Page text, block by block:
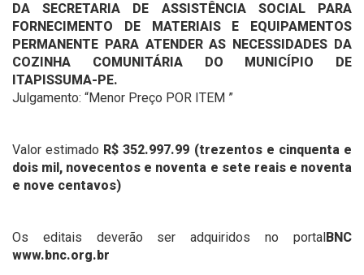
DA SECRETARIA DE ASSISTÊNCIA SOCIAL PARA
FORNECIMENTO DE MATERIAIS E EQUIPAMENTOS
PERMANENTE PARA ATENDER AS NECESSIDADES DA
COZINHA COMUNITÁRIA DO MUNICÍPIO DE
ITAPISSUMA-PE.
Julgamento: “Menor Preço POR ITEM ”
Valor estimado R$352.997.99 (trezentos e cinquenta e
dois mil, novecentos e noventa e sete reais e noventa
e nove centavos)
Os editais deverão ser adquiridos no portalBNC
www.bnc.org.br